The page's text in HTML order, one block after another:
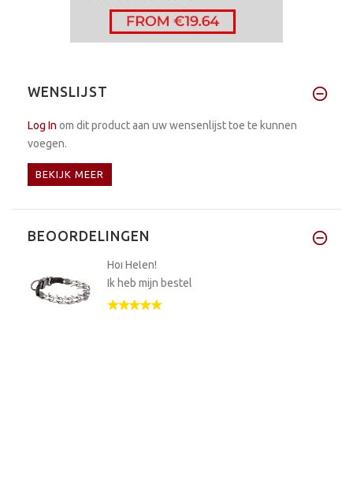
WENSLIJST
Log In om dit product aan uw wensenlijst toe te kunnen
voegen.
BEKIJK MEER
BEOORDELINGEN
Hoi Helen!
Ik heb mijn bestel